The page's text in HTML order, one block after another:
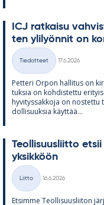
ICJ rat­kaisu
ten yli­lyön­nit on
Kategoriat
Tiedotteet
17.6.2026
Pet­teri Or­pon hal­li­tus on
tuk­sia on koh­dis­tettu
hy­vi­tys­sak­koja on
dol­li­suuk­sia käyt­tää...
Teol­li­suus­liitto
yk­sik­köön
Kategoriat
Liitto
16.6.2026
Et­simme Teol­li­suus­lii­ton